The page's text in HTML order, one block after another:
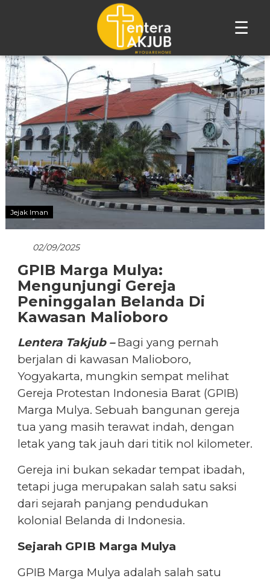
☰
Lompat
ke
konten
Jejak Iman
02/09/2025
GPIB Marga Mulya:
Mengunjungi Gereja
Peninggalan Belanda Di
Kawasan Malioboro
Lentera Takjub – Bagi yang pernah
berjalan di kawasan Malioboro,
Yogyakarta, mungkin sempat melihat
Gereja Protestan Indonesia Barat (GPIB)
Marga Mulya. Sebuah bangunan gereja
tua yang masih terawat indah, dengan
letak yang tak jauh dari titik nol kilometer.
Gereja ini bukan sekadar tempat ibadah,
tetapi juga merupakan salah satu saksi
dari sejarah panjang pendudukan
kolonial Belanda di Indonesia.
Sejarah GPIB Marga Mulya
GPIB Marga Mulya adalah salah satu